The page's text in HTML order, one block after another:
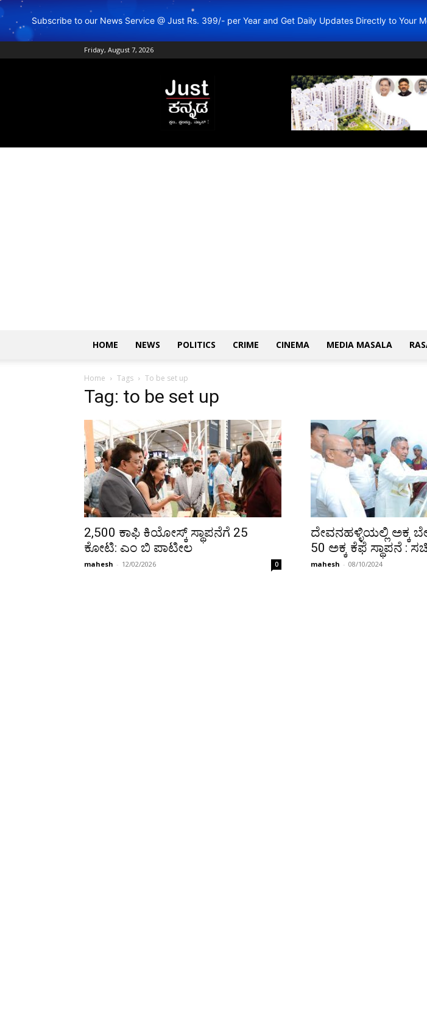
Subscribe to our News Service @ Just Rs. 399/- per Year and Get Daily Updates Directly to Your
Friday, August 7, 2026
Just
Kannada
–
Online
News
ಕನ್ನಡ
HOME NEWS POLITICS CRIME CINEMA MEDIA MASALA
Home Tags To be set up
Tag: to be set up
2,500 ಕಾಫಿ ಕಿಯೋಸ್ಕ್ ಸ್ಥಾಪನೆಗೆ ₹25
ಕೋಟಿ: ಎಂ ಬಿ ಪಾಟೀಲ
mahesh - 12/02/2026 0
ದೇವನಹಳ್ಳಿಯಲ್ಲಿ ಅಕ್ಕ
50 ಅಕ್ಕ ಕೆಫೆ ಸ್ಥಾಪನೆ :
mahesh - 08/10/2024